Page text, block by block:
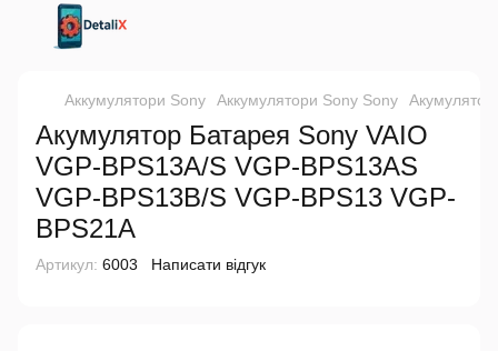
Аккумулятори Sony Аккумулятори Sony Sony
Акумулятор Батарея Sony VAIO
VGP-BPS13A/S VGP-BPS13AS
VGP-BPS13B/S VGP-BPS13 VGP-
BPS21A
Артикул: 6003 Написати відгук